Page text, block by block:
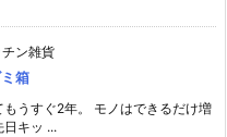
チン雑貨
箱
うすぐ2年。 モノはできるだけ増
キッ ...